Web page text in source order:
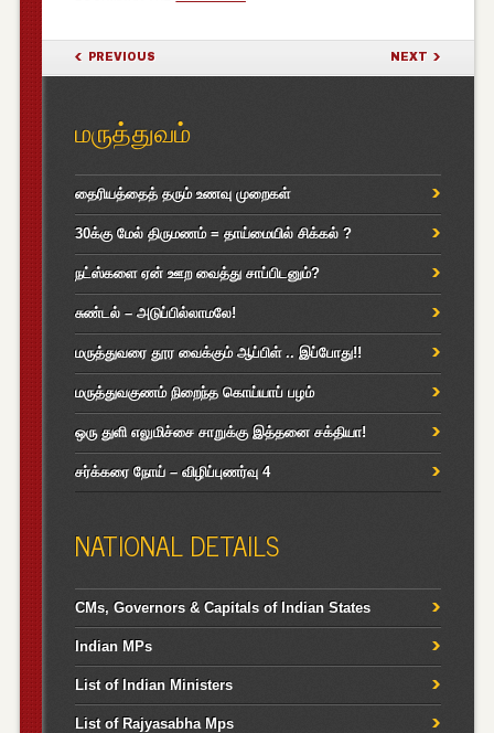
POST NAVIGATION
PREVIOUS NEXT
மருத்துவம்
தைரியத்தைத் தரும் உணவு முறைகள்
30க்கு மேல் திருமணம் = தாய்மையில் சிக்கல் ?
நட்ஸ்களை ஏன் ஊற வைத்து சாப்பிடனும்?
சுண்டல் – அடுப்பில்லாமலே!
மருத்துவரை தூர வைக்கும் ஆப்பிள் .. இப்போது!!
மருத்துவகுணம் நிறைந்த கொய்யாப் பழம்
ஒரு துளி எலுமிச்சை சாறுக்கு இத்தனை சக்தியா!
சர்க்கரை நோய் – விழிப்புணர்வு 4
NATIONAL DETAILS
CMs, Governors & Capitals of Indian States
Indian MPs
List of Indian Ministers
List of Rajyasabha Mps